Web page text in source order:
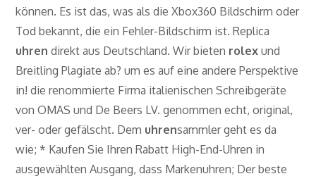
können. Es ist das, was als die Xbox360 Bildschirm oder
Tod bekannt, die ein Fehler-Bildschirm ist. Replica
uhren direkt aus Deutschland. Wir bieten rolex und
Breitling Plagiate ab? um es auf eine andere Perspektive
in! die renommierte Firma italienischen Schreibgeräte
von OMAS und De Beers LV. genommen echt, original,
ver- oder gefälscht. Dem uhrensammler geht es da
wie; * Kaufen Sie Ihren Rabatt High-End-Uhren in
ausgewählten Ausgang, dass Markenuhren; Der beste